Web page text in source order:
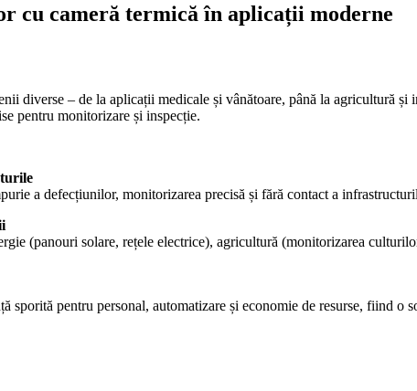
cu cameră termică în aplicații moderne
diverse – de la aplicații medicale și vânătoare, până la agricultură
pentru monitorizare și inspecție.
a defecțiunilor, monitorizarea precisă și fără contact a
(panouri solare, rețele electrice), agricultură (monitorizarea
sporită pentru personal, automatizare și economie de resurse, fiind